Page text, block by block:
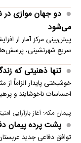
دو جهان موازی در
می‌شود
سریع شهرنشینی،
تنها ذهنیتی که
خوشبختی پایدار الزاماً
احساسات ناخوشایند و
پیمان مکه؛ آغاز بازآرایی
پشت پرده پیمان
توافق دفاعی جدید